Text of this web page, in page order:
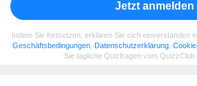
Jetzt anmelden
Indem Sie fortsetzen, erklären Sie sich einverstanden
Geschäftsbedingungen Datenschutzerklärung
Sie tägliche Quizfragen vom QuizzClub